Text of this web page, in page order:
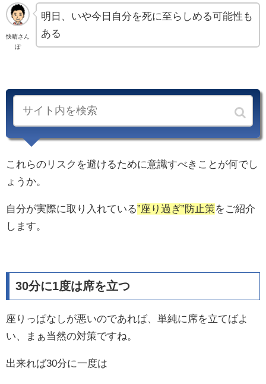
快晴さん
ぽ
明日、いや今日自分を死に至らしめる可能性も
ある
座りっぱなしを防止する対策法
これらのリスクを避けるために意識すべきことが何でし
ょうか。
自分が実際に取り入れている”座り過ぎ”防止策をご紹介
します。
30分に1度は席を立つ
座りっぱなしが悪いのであれば、単純に席を立てばよ
い、まぁ当然の対策ですね。
出来れば30分に一度は